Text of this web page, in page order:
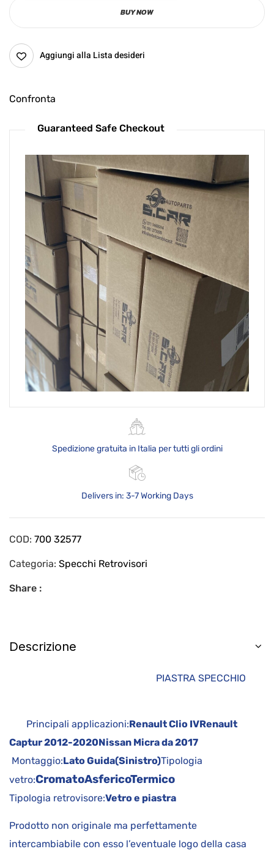
BUY NOW
Aggiungi alla Lista desideri
Confronta
Guaranteed Safe Checkout
Spedizione gratuita in Italia per tutti gli ordini
Delivers in: 3-7 Working Days
COD: 700 32577
Categoria: Specchi Retrovisori
Share :
Descrizione
PIASTRA SPECCHIO
Principali applicazioni:Renault Clio IVRenault
Captur 2012-2020Nissan Micra da 2017
Montaggio:Lato Guida(Sinistro)Tipologia
vetro:CromatoAsfericoTermico
Tipologia retrovisore:Vetro e piastra
Prodotto non originale ma perfettamente
intercambiabile con esso l’eventuale logo della casa